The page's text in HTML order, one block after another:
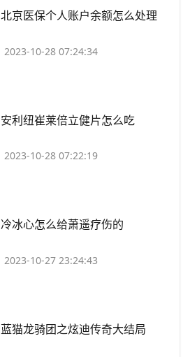
​北京医保个人账户余额怎么处理
2023-10-28 07:24:34
​安利纽崔莱倍立健片怎么吃
2023-10-28 07:22:19
​冷冰心怎么给萧遥疗伤的
2023-10-27 23:24:43
​蓝猫龙骑团之炫迪传奇大结局